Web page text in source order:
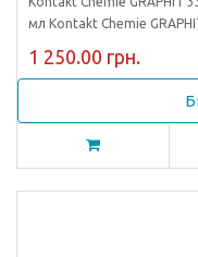
мл Kontakt Chemie
1 250.00 грн.